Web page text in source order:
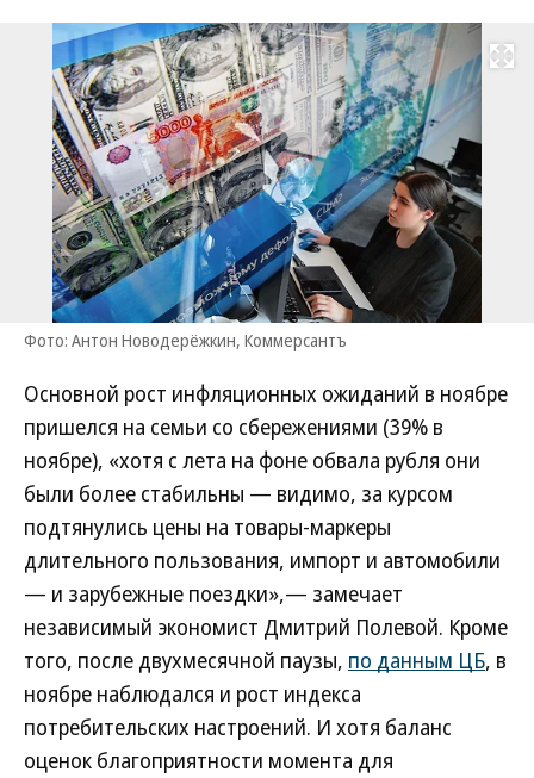
Развернуть
Фото: Антон Новодерёжкин, Коммерсантъ
Основной рост инфляционных ожиданий в ноябре
пришелся на семьи со сбережениями (39% в
ноябре), «хотя с лета на фоне обвала рубля они
были более стабильны — видимо, за курсом
подтянулись цены на товары-маркеры
длительного пользования, импорт и автомобили
— и зарубежные поездки»,— замечает
независимый экономист Дмитрий Полевой. Кроме
того, после двухмесячной паузы, по данным ЦБ, в
ноябре наблюдался и рост индекса
потребительских настроений. И хотя баланс
оценок благоприятности момента для